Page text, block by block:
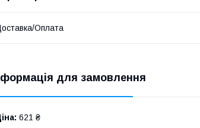
Оплата
для замовлення
621 ₴